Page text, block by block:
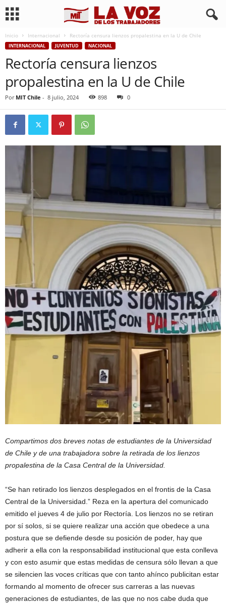
Inicio Internacional Rectoría censura lienzos propalestina en la U de Chile
INTERNACIONAL JUVENTUD NACIONAL
Rectoría censura lienzos
propalestina en la U de Chile
Por MIT Chile - 8 julio, 2024 898 0
Compartimos dos breves notas de estudiantes de la Universidad
de Chile y de una trabajadora sobre la retirada de los lienzos
propalestina de la Casa Central de la Universidad.
“Se han retirado los lienzos desplegados en el frontis de la Casa
Central de la Universidad.” Reza en la apertura del comunicado
emitido el jueves 4 de julio por Rectoría. Los lienzos no se retiran
por sí solos, si se quiere realizar una acción que obedece a una
postura que se defiende desde su posición de poder, hay que
adherir a ella con la responsabilidad institucional que esta conlleva
y con esto asumir que estas medidas de censura sólo llevan a que
se silencien las voces críticas que con tanto ahínco publicitan estar
formando al momento de ofrecer sus carreras a las nuevas
generaciones de estudiantes, de las que no nos cabe duda que